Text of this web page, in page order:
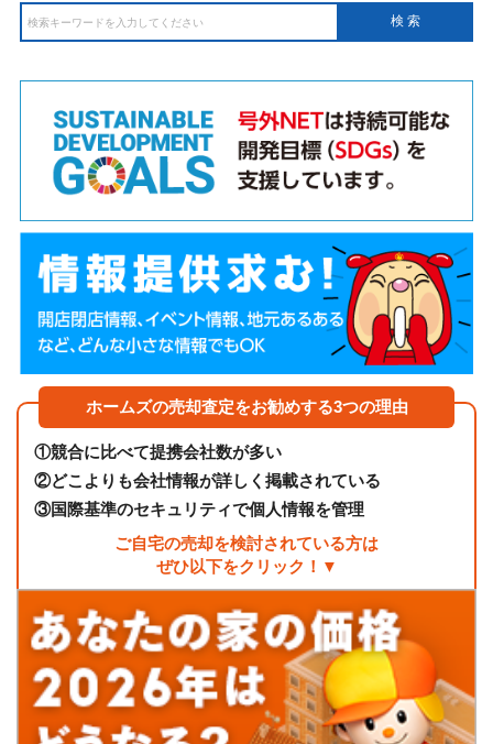
ホームズの売却査定をお勧めする3つの理由
①競合に比べて提携会社数が多い
②どこよりも会社情報が詳しく掲載されている
③国際基準のセキュリティで個人情報を管理
ご自宅の売却を検討されている方は
ぜひ以下をクリック！▼